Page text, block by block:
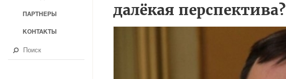
далёкая перспектива?
ПАРТНЕРЫ
КОНТАКТЫ